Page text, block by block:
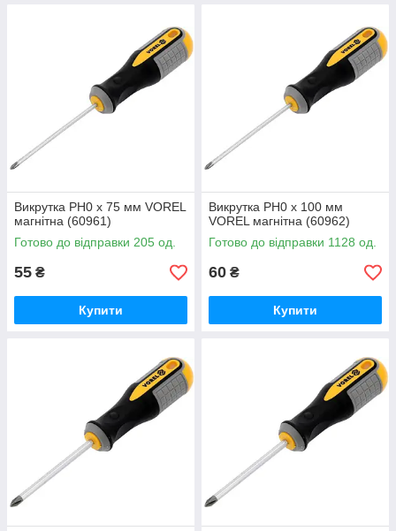
Викрутка PH0 х 75 мм VOREL
магнітна (60961)
Готово до відправки 205 од.
55 ₴
Купити
Викрутка PH0 х 100 мм
VOREL магнітна (60962)
Готово до відправки 1128 од.
60 ₴
Купити